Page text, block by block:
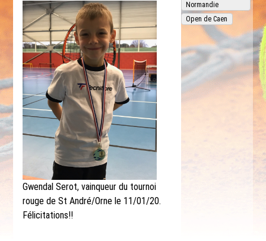
Gwendal Serot, vainqueur du tournoi
rouge de St André/Orne le 11/01/20.
Félicitations!!
Normandie
Open de Caen